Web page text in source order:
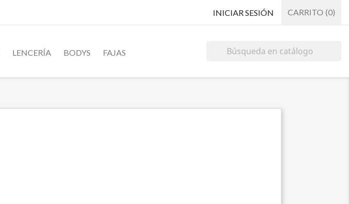
INICIAR SESIÓN CARRITO (0)
LENCERÍA BODYS FAJAS